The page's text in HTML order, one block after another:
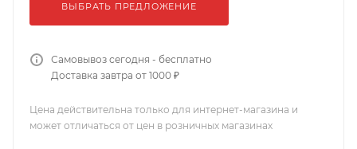
ВЫБРАТЬ ПРЕДЛОЖЕНИЕ
Самовывоз сегодня - бесплатно
Доставка завтра от 1000 ₽
Цена действительна только для интернет-магазина и
может отличаться от цен в розничных магазинах